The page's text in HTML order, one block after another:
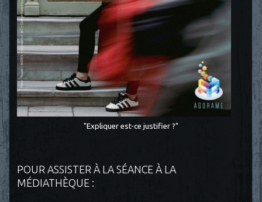
"Expliquer est-ce justifier ?"
POUR ASSISTER À LA SÉANCE À LA
MÉDIATHÈQUE :